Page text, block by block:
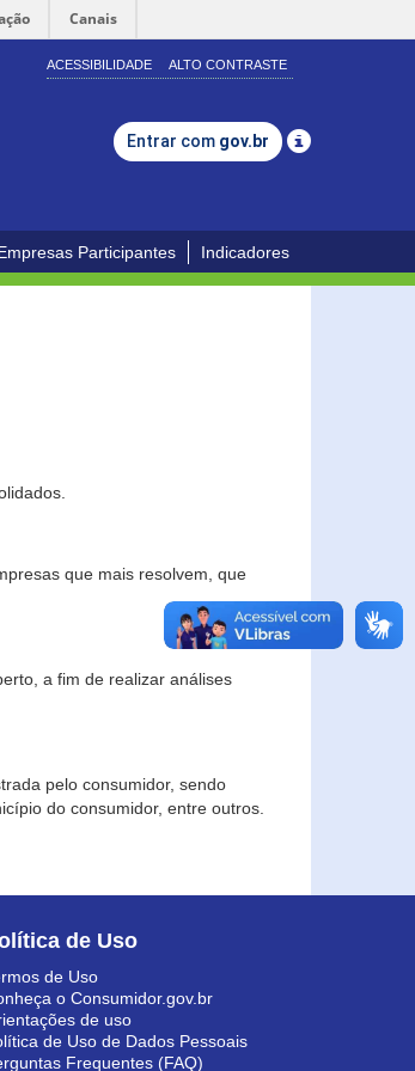
Canais
ACESSIBILIDADE ALTO CONTRASTE
Entrar com gov.br
Participantes Indicadores
que mais resolvem, que
a fim de realizar análises
pelo consumidor, sendo
do consumidor, entre outros.
de Uso
de Uso
o Consumidor.gov.br
de uso
de Uso de Dados Pessoais
Frequentes (FAQ)